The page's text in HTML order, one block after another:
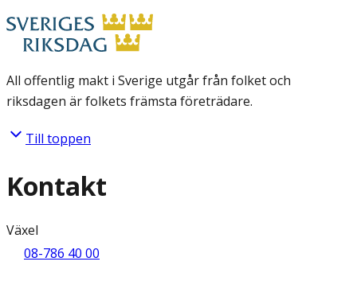
All offentlig makt i Sverige utgår från folket och
riksdagen är folkets främsta företrädare.
Till toppen
Kontakt
Växel
08-786 40 00